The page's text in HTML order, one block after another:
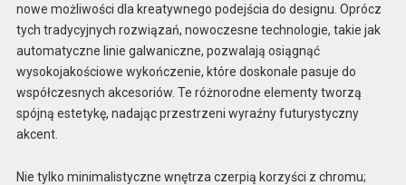
nowe możliwości dla kreatywnego podejścia do designu. Oprócz
tych tradycyjnych rozwiązań, nowoczesne technologie, takie jak
automatyczne linie galwaniczne, pozwalają osiągnąć
wysokojakościowe wykończenie, które doskonale pasuje do
współczesnych akcesoriów. Te różnorodne elementy tworzą
spójną estetykę, nadając przestrzeni wyraźny futurystyczny
akcent.
Nie tylko minimalistyczne wnętrza czerpią korzyści z chromu;